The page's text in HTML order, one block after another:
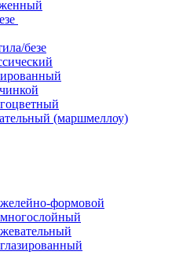
безе
(маршмеллоу)
формовой